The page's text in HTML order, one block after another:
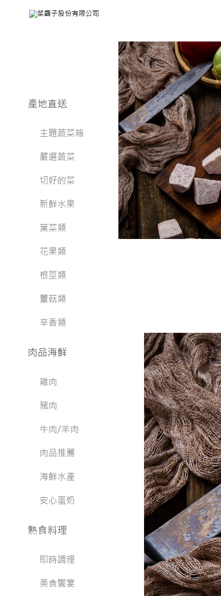
產地直送
主題蔬菜箱
嚴選蔬菜
切好的菜
新鮮水果
葉菜類
花果類
根莖類
蕈菇類
辛香類
肉品海鮮
雞肉
豬肉
牛肉/羊肉
肉品推薦
海鮮水產
安心蛋奶
熟食料理
即時調理
美食饗宴